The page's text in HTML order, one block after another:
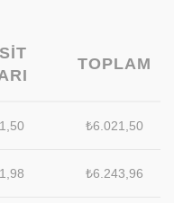
TOPLAM
₺6.021,50
₺6.243,96